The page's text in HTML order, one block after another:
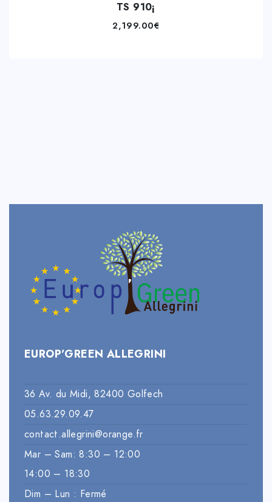
TS 910¡
2,199.00€
EUROP’GREEN ALLEGRINI
36 Av. du Midi, 82400 Golfech
05.63.29.09.47
contact.allegrini@orange.fr
Mar – Sam: 8:30 – 12:00
14:00 – 18:30
Dim – Lun : Fermé